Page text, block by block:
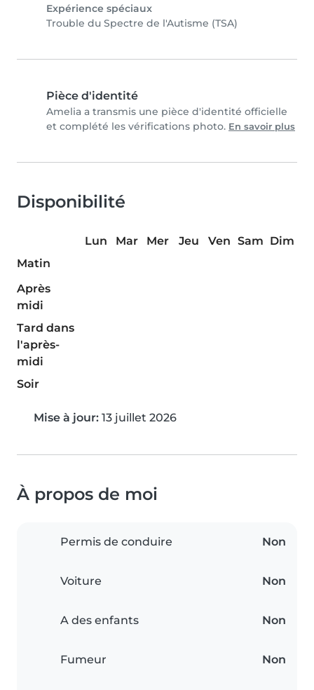
Expérience spéciaux
Trouble du Spectre de l'Autisme (TSA)
Pièce d'identité
Amelia a transmis une pièce d'identité officielle
et complété les vérifications photo. En savoir plus
Disponibilité
Lun Mar Mer Jeu Ven Sam Dim
Matin
Après
midi
Tard dans
l'après-
midi
Soir
Mise à jour: 13 juillet 2026
À propos de moi
Permis de conduire Non
Voiture Non
A des enfants Non
Fumeur Non